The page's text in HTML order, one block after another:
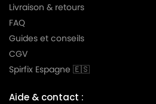
Livraison & retours
FAQ
Guides et conseils
CGV
Spirfix Espagne 🇪🇸
Aide & contact :